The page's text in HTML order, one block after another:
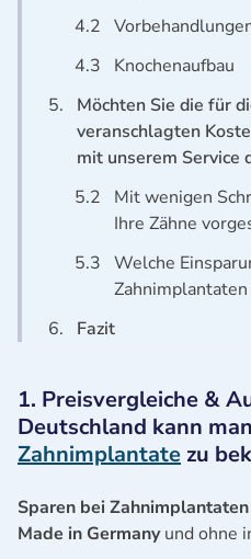
4.2
4.3
Knochenaufbau
5.
Möchten Sie die für
veranschlagten
mit unserem Service
5.2
Mit wenigen
Ihre Zähne
5.3 Welche
6.
Fazit
1. Preisvergleiche &
Deutschland kann
Zahnimplantate zu
Sparen bei Zahnimplantaten
Made in Germanyund ohne